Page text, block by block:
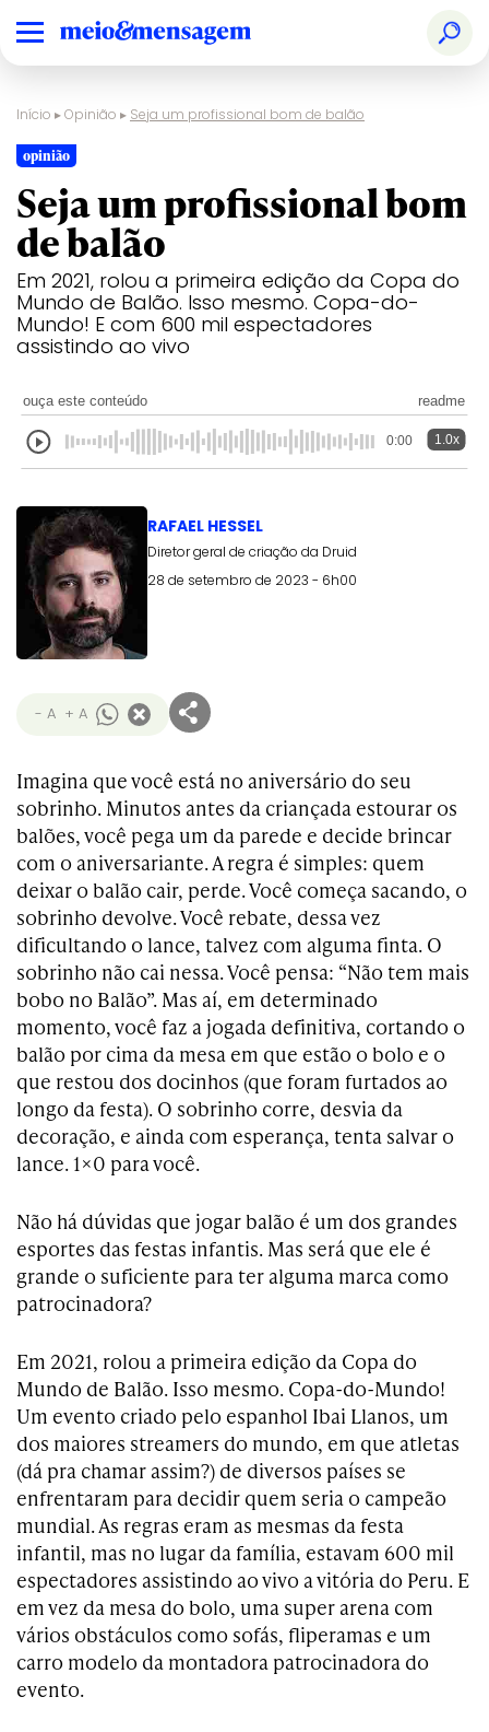
Início ▸Opinião ▸ Seja um profissional bom de balão
opinião
Seja um profissional bom
de balão
Em 2021, rolou a primeira edição da Copa do
Mundo de Balão. Isso mesmo. Copa-do-
Mundo! E com 600 mil espectadores
assistindo ao vivo
ouça este conteúdo readme
0:00 1.0x
RAFAEL HESSEL
Diretor geral de criação da Druid
28 de setembro de 2023 - 6h00
- A + A
Imagina que você está no aniversário do seu
sobrinho. Minutos antes da criançada estourar os
balões, você pega um da parede e decide brincar
com o aniversariante. A regra é simples: quem
deixar o balão cair, perde. Você começa sacando, o
sobrinho devolve. Você rebate, dessa vez
dificultando o lance, talvez com alguma finta. O
sobrinho não cai nessa. Você pensa: “Não tem mais
bobo no Balão”. Mas aí, em determinado
momento, você faz a jogada definitiva, cortando o
balão por cima da mesa em que estão o bolo e o
que restou dos docinhos (que foram furtados ao
longo da festa). O sobrinho corre, desvia da
decoração, e ainda com esperança, tenta salvar o
lance. 1×0 para você.
Não há dúvidas que jogar balão é um dos grandes
esportes das festas infantis. Mas será que ele é
grande o suficiente para ter alguma marca como
patrocinadora?
Em 2021, rolou a primeira edição da Copa do
Mundo de Balão. Isso mesmo. Copa-do-Mundo!
Um evento criado pelo espanhol Ibai Llanos, um
dos maiores streamers do mundo, em que atletas
(dá pra chamar assim?) de diversos países se
enfrentaram para decidir quem seria o campeão
mundial. As regras eram as mesmas da festa
infantil, mas no lugar da família, estavam 600 mil
espectadores assistindo ao vivo a vitória do Peru. E
em vez da mesa do bolo, uma super arena com
vários obstáculos como sofás, fliperamas e um
carro modelo da montadora patrocinadora do
evento.